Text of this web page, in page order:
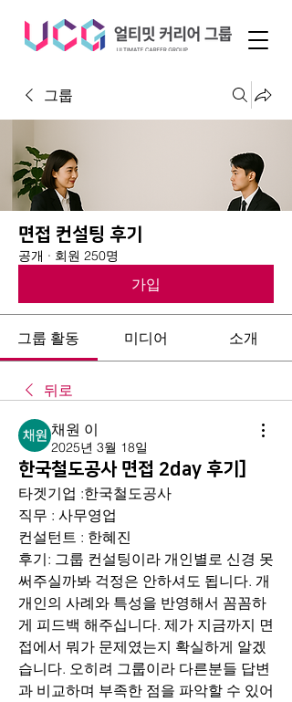
그룹
면접 컨설팅 후기
공개 · 회원 250명
가입
그룹 활동 미디어 소개
뒤로
채원 이
2025년 3월 18일
한국철도공사 면접 2day 후기]
타겟기업 :한국철도공사
직무 : 사무영업
컨설턴트 : 한혜진
후기: 그룹 컨설팅이라 개인별로 신경 못
써주실까봐 걱정은 안하셔도 됩니다. 개
개인의 사례와 특성을 반영해서 꼼꼼하
게 피드백 해주십니다. 제가 지금까지 면
접에서 뭐가 문제였는지 확실하게 알겠
습니다. 오히려 그룹이라 다른분들 답변
과 비교하며 부족한 점을 파악할 수 있어